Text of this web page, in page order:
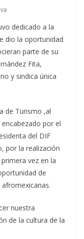
dedicado a la
dio la oportunidad
parte de su
Fita,
y sindica única
de Turismo ,al
por el
del DIF
por la realización
vez en la
de
nuestra
de la cultura de la